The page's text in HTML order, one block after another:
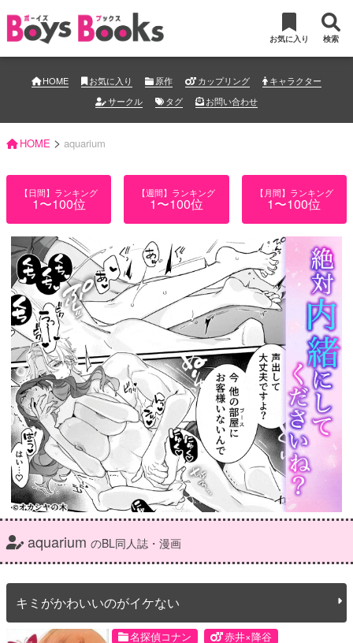
お気に入り 検索
HOME お気に入り 原作 カップリング
キャラクター
サークル
タグ お問い合わせ
HOME > aquarium
【日間】ランキング
1〜100位
【週間】ランキング
1〜100位
【月間】ランキング
1〜100位
aquarium のBL同人誌・漫画
キミがかわいいのがイケない
名探偵コナン
赤井×降谷